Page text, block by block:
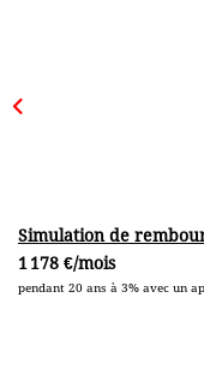
Simulation de
1 178 €/mois
pendant 20 ans à 3% avec un